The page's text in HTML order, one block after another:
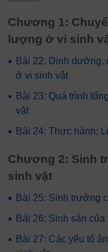
Chương 1:
lượng ở vi sinh
• Bài 22: Dinh dưỡng,
ở vi sinh vật
• Bài 23: Quá trình
vật
• Bài 24: Thực hành:
Chương 2: Sinh
sinh vật
• Bài 25: Sinh trưởng
• Bài 26: Sinh sản của
• Bài 27: Các yếu tố